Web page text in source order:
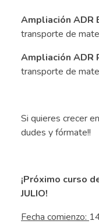
Ampliación ADR
transporte de
Ampliación ADR
transporte de
Si quieres crecer
dudes y fórmate!!
¡Próximo curso
JULIO!
Fecha comienzo: